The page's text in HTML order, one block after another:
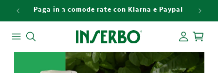
direttamente
ai contenuti
a 49€ Paga in 3 comode rate con Klarna e Paypal
Accedi
Carrello